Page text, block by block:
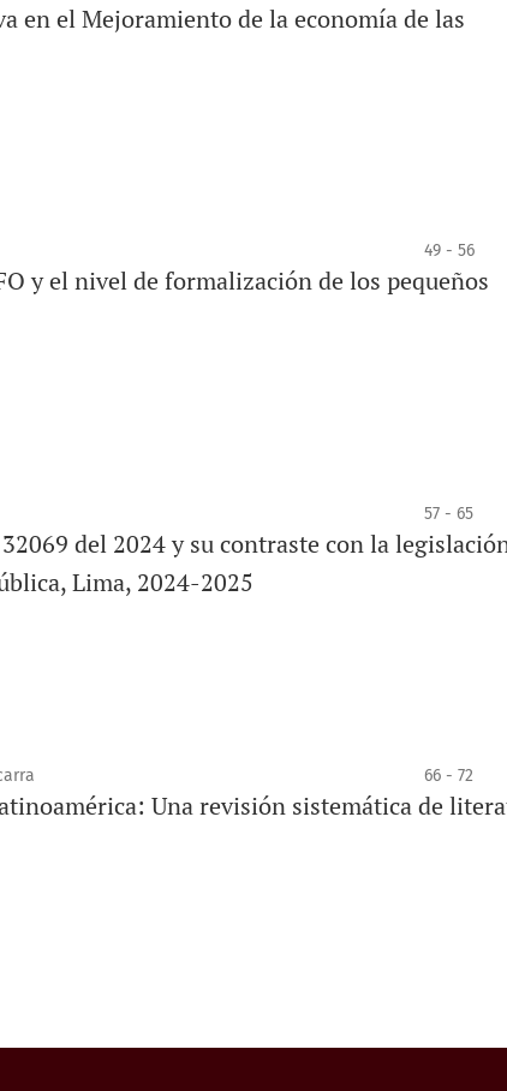
en el Mejoramiento de la economía de las
49 - 56
y el nivel de formalización de los pequeños
57 - 65
del 2024 y su contraste con la
Lima, 2024-2025
66 - 72
Una revisión sistemática de